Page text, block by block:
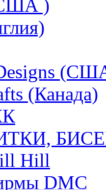
)
(Канада)
Hill
DMC